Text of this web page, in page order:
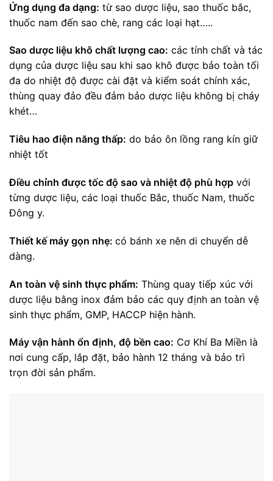
Ứng dụng đa dạng: từ sao dược liệu, sao thuốc bắc,
thuốc nam đến sao chè, rang các loại hạt…..
Sao dược liệu khô chất lượng cao: các tính chất và tác
dụng của dược liệu sau khi sao khô được bảo toàn tối
đa do nhiệt độ được cài đặt và kiểm soát chính xác,
thùng quay đảo đều đảm bảo dược liệu không bị cháy
khét…
Tiêu hao điện năng thấp: do bảo ôn lồng rang kín giữ
nhiệt tốt
Điều chỉnh được tốc độ sao và nhiệt độ phù hợp với
từng dược liệu, các loại thuốc Bắc, thuốc Nam, thuốc
Đông y.
Thiết kế máy gọn nhẹ: có bánh xe nên di chuyển dễ
dàng.
An toàn vệ sinh thực phẩm: Thùng quay tiếp xúc với
dược liệu bằng inox đảm bảo các quy định an toàn vệ
sinh thực phẩm, GMP, HACCP hiện hành.
Máy vận hành ổn định, độ bền cao: Cơ Khí Ba Miền là
nơi cung cấp, lắp đặt, bảo hành 12 tháng và bảo trì
trọn đời sản phẩm.